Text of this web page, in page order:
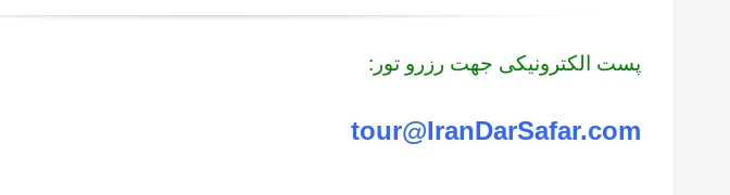
پست الکترونیکی جهت رزرو تور:
tour@IranDarSafar.com